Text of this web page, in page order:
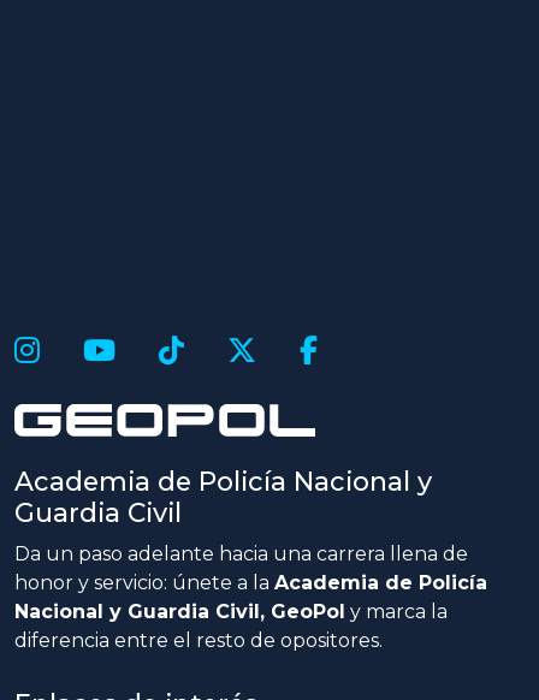
Academia de Policía Nacional y
Guardia Civil
Da un paso adelante hacia una carrera llena de
honor y servicio: únete a la Academia de Policía
Nacional y Guardia Civil, GeoPol y marca la
diferencia entre el resto de opositores.